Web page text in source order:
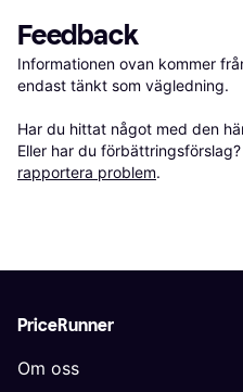
Feedback
Informationen ovan kommer
endast tänkt som vägledning.
Har du hittat något med den
Eller har du
rapportera problem.
PriceRunner
Om oss